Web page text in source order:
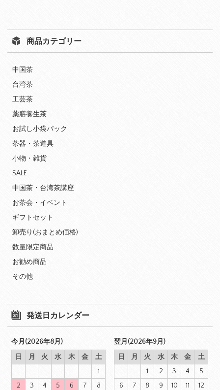
商品カテゴリー
中国茶
台湾茶
工芸茶
薬膳養生茶
お試し小袋パック
茶器・茶道具
小物・雑貨
SALE
中国茶・台湾茶講座
お茶会・イベント
ギフトセット
卸売り(おまとめ価格)
数量限定商品
お勧め商品
その他
発送日カレンダー
今月(2026年8月)
日
月 火 水 木 金
土
1
2
3 4 5 6 7
8
翌月(2026年9月)
日
月 火 水 木 金
土
1
2 3 4
5
6
7 8 9 10 11
12